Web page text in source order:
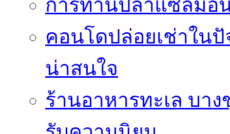
การทานปลาแซลมอ
คอนโดปล่อยเช่าใน
น่าสนใจ
ร้านอาหารทะเล บา